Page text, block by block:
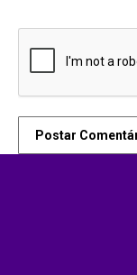
Postar